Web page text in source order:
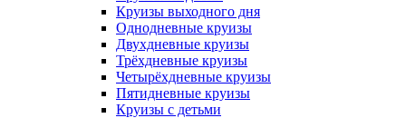
Круизы выходного дня
Однодневные круизы
Двухдневные круизы
Трёхдневные круизы
Четырёхдневные круизы
Пятидневные круизы
Круизы с детьми